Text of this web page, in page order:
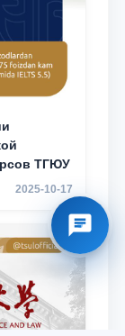
ТГЮУ
2025-10-17